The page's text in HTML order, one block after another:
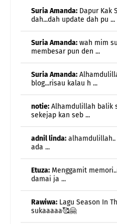
membesar pun den ...
blog...risau kalau h ...
sekejap kan seb ...
ada ...
damai ja ...
sukaaaaa🥰🤗
biasa br ...